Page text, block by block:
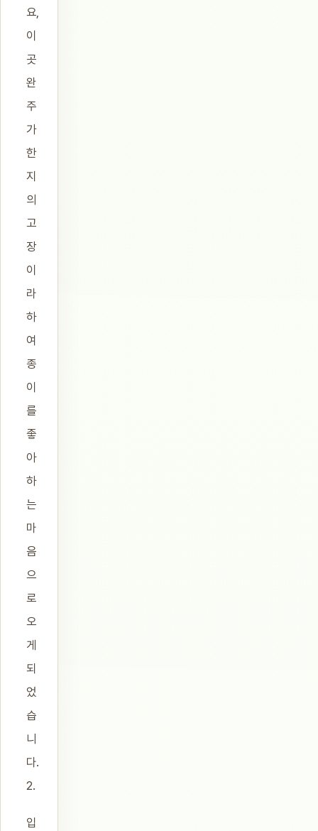
요,
이
곳
완
주
가
한
지
의
고
장
이
라
하
여
종
이
를
좋
아
하
는
마
음
으
로
오
게
되
었
습
니
다.
2.
입